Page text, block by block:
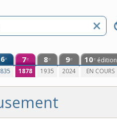
6e 7e
1878
8e
1935
9e
2024
10e édition
EN COURS